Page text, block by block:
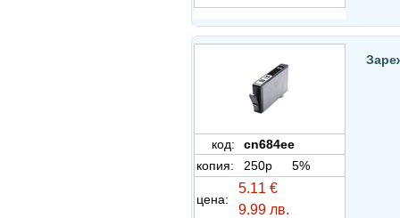
код:
cn684ee
копия:
250p 5%
цена:
5.11 €
9.99 лв.